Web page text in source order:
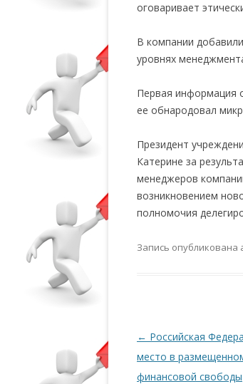
оговаривает
В компании
уровнях
Первая информация
ее обнародовал
Президент
Катерине за
менеджеров
возникновением
полномочия
Запись опубликована
Навигация по
← Российская
место в
финансовой свободы